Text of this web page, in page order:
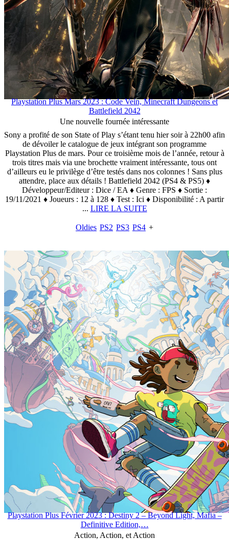
Playstation Plus Mars 2023 : Code Vein, Minecraft Dungeons et
Battlefield 2042
Une nouvelle fournée intéressante
Sony a profité de son State of Play s’étant tenu hier soir à 22h00 afin
de dévoiler le catalogue de jeux intégrant son programme
Playstation Plus de mars. Pour ce troisième mois de l’année, retour à
trois titres mais via une brochette vraiment intéressante, tous ont
d’ailleurs eu le privilège d’être testés dans nos colonnes ! Sans plus
attendre, place aux détails ! Battlefield 2042 (PS4 & PS5) ♦
Développeur/Editeur : Dice / EA ♦ Genre : FPS ♦ Sortie :
19/11/2021 ♦ Joueurs : 12 à 128 ♦ Test : Ici ♦ Disponibilité : A partir
... LIRE LA SUITE
Oldies PS2 PS3 PS4 +
Playstation Plus Février 2023 : Destiny 2 – Beyond Light, Mafia –
Definitive Edition,…
Action, Action, et Action